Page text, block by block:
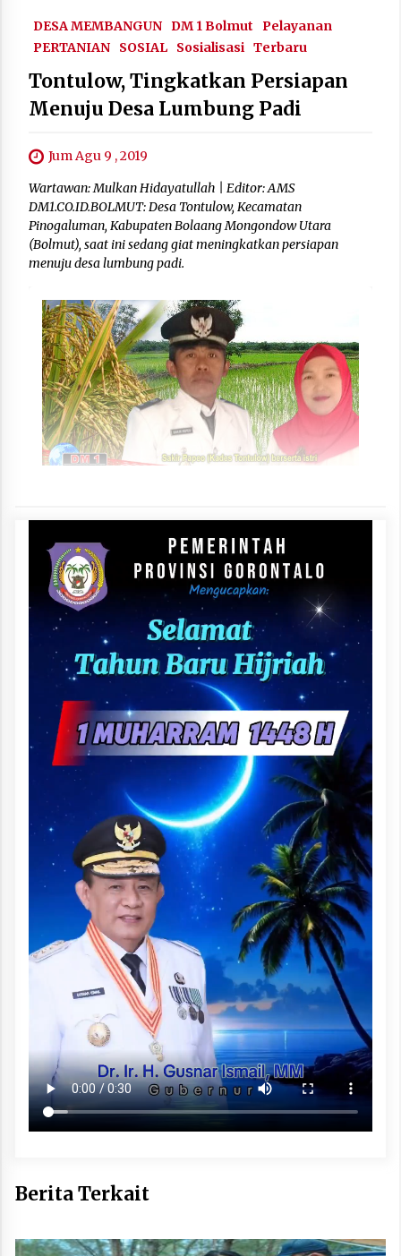
DESA MEMBANGUN DM 1 Bolmut
Pelayanan
PERTANIAN
SOSIAL Sosialisasi Terbaru
Tontulow, Tingkatkan Persiapan
Menuju Desa Lumbung Padi
Jum Agu 9 , 2019
Wartawan: Mulkan Hidayatullah | Editor: AMS
DM1.CO.ID.BOLMUT: Desa Tontulow, Kecamatan
Pinogaluman, Kabupaten Bolaang Mongondow Utara
(Bolmut), saat ini sedang giat meningkatkan persiapan
menuju desa lumbung padi.
Berita Terkait